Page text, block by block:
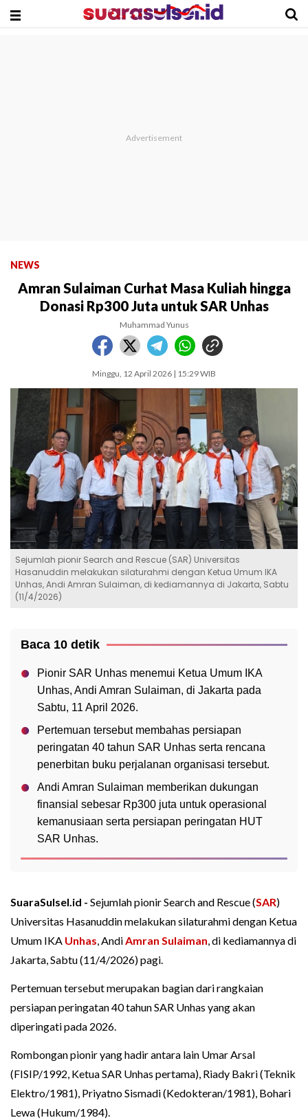
NEWS
Amran Sulaiman Curhat Masa Kuliah hingga
Donasi Rp300 Juta untuk SAR Unhas
Muhammad Yunus
Minggu, 12 April 2026 | 15:29 WIB
Sejumlah pionir Search and Rescue (SAR) Universitas
Hasanuddin melakukan silaturahmi dengan Ketua Umum IKA
Unhas, Andi Amran Sulaiman, di kediamannya di Jakarta, Sabtu
(11/4/2026)
Baca 10 detik
Pionir SAR Unhas menemui Ketua Umum IKA
Unhas, Andi Amran Sulaiman, di Jakarta pada
Sabtu, 11 April 2026.
Pertemuan tersebut membahas persiapan
peringatan 40 tahun SAR Unhas serta rencana
penerbitan buku perjalanan organisasi tersebut.
Andi Amran Sulaiman memberikan dukungan
finansial sebesar Rp300 juta untuk operasional
kemanusiaan serta persiapan peringatan HUT
SAR Unhas.
SuaraSulsel.id - Sejumlah pionir Search and Rescue (SAR)
Universitas Hasanuddin melakukan silaturahmi dengan Ketua
Umum IKA Unhas, AndiAmran Sulaiman, di kediamannya di
Jakarta, Sabtu (11/4/2026) pagi.
Pertemuan tersebut merupakan bagian dari rangkaian
persiapan peringatan 40 tahun SAR Unhas yang akan
diperingati pada 2026.
Rombongan pionir yang hadir antara lain Umar Arsal
(FISIP/1992, Ketua SAR Unhas pertama), Riady Bakri (Teknik
Elektro/1981), Priyatno Sismadi (Kedokteran/1981), Bohari
Lewa (Hukum/1984).